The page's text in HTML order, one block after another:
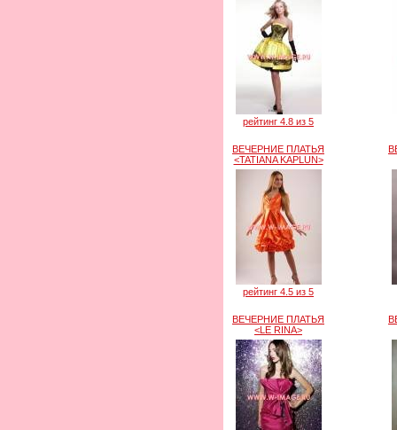
рейтинг 4.8 из 5
ВЕЧЕРНИЕ ПЛАТЬЯ
<TATIANA KAPLUN>
рейтинг 4.5 из 5
ВЕЧЕРНИЕ ПЛАТЬЯ
<LE RINA>